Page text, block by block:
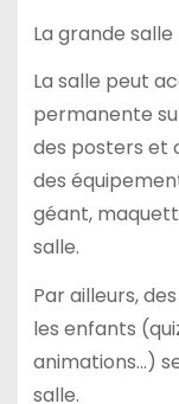
La grande salle
La salle peut
permanente
des posters et
des
géant,
salle.
Par ailleurs,
les enfants
animations…)
salle.